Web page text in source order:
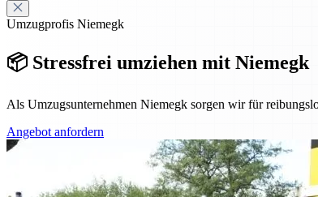
Umzugprofis Niemegk
📦 Stressfrei umziehen mit Niemegk
Als Umzugsunternehmen Niemegk sorgen wir für
Angebot anfordern